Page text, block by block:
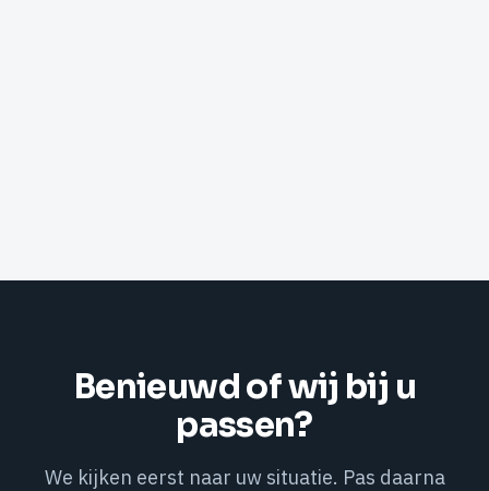
Benieuwd of wij bij u
passen?
We kijken eerst naar uw situatie. Pas daarna